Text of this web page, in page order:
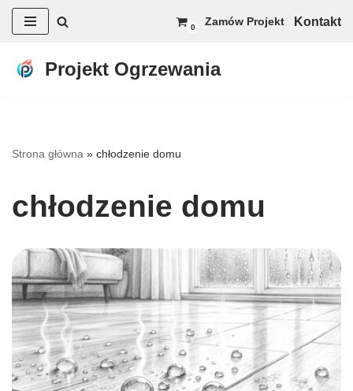
do
0 Zamów Projekt Kontakt
Projekt Ogrzewania
Strona główna » chłodzenie domu
chłodzenie domu